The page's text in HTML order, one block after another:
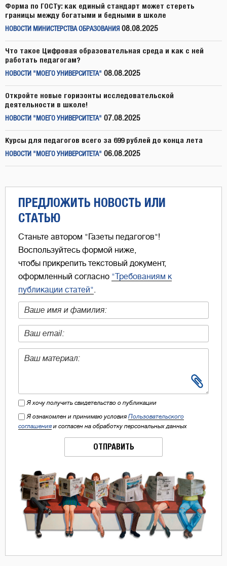
Форма по ГОСТу: как единый стандарт может стереть
границы между богатыми и бедными в школе
НОВОСТИ МИНИСТЕРСТВА ОБРАЗОВАНИЯ 08.08.2025
Что такое Цифровая образовательная среда и как с ней
работать педагогам?
НОВОСТИ "МОЕГО УНИВЕРСИТЕТА" 08.08.2025
Откройте новые горизонты исследовательской
деятельности в школе!
НОВОСТИ "МОЕГО УНИВЕРСИТЕТА" 07.08.2025
Курсы для педагогов всего за 699 рублей до конца лета
НОВОСТИ "МОЕГО УНИВЕРСИТЕТА" 06.08.2025
ПРЕДЛОЖИТЬ НОВОСТЬ ИЛИ
СТАТЬЮ
Станьте автором "Газеты педагогов"!
Воспользуйтесь формой ниже,
чтобы прикрепить текстовый документ,
оформленный согласно "Требованиям к
публикации статей".
Я хочу получить свидетельство о публикации
Я ознакомлен и принимаю условия Пользовательского
соглашения и согласен на обработку персональных данных
ОТПРАВИТЬ